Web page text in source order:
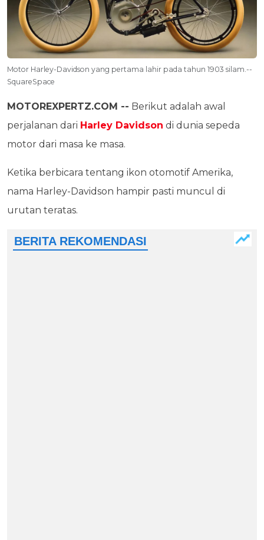
Motor Harley-Davidson yang pertama lahir pada tahun 1903 silam.--
SquareSpace
MOTOREXPERTZ.COM -- Berikut adalah awal
perjalanan dari Harley Davidson di dunia sepeda
motor dari masa ke masa.
Ketika berbicara tentang ikon otomotif Amerika,
nama Harley-Davidson hampir pasti muncul di
urutan teratas.